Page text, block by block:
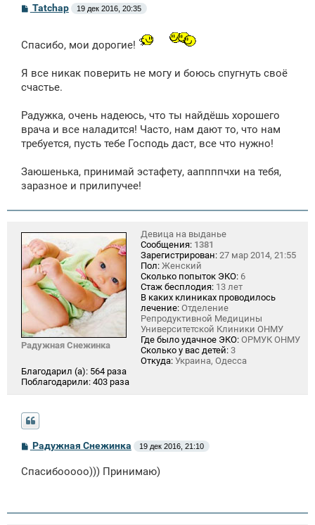
С
о
щ
и
е
Tatchap 19 дек 2016, 20:35
Спасибо, мои дорогие!
Я все никак поверить не могу и боюсь спугнуть своё
счастье.
Радужка, очень надеюсь, что ты найдёшь хорошего
врача и все наладится! Часто, нам дают то, что нам
требуется, пусть тебе Господь даст, все что нужно!
Заюшенька, принимай эстафету, ааппппчхи на тебя,
заразное и прилипучее!
Радужная Снежинка
Девица на выданье
Сообщения: 1381
Зарегистрирован: 27 мар 2014, 21:55
Пол: Женский
Сколько попыток ЭКО: 6
Стаж бесплодия: 13 лет
В каких клиниках проводилось
лечение: Отделение
Репродуктивной Медицины
Университетской Клиники ОНМУ
Где было удачное ЭКО: ОРМУК ОНМУ
Сколько у вас детей: 3
Откуда: Украина, Одесса
Благодарил (а): 564 раза
Поблагодарили: 403 раза
С
о
б
и
Радужная Снежинка 19 дек 2016, 21:10
Спасибооооо))) Принимаю)